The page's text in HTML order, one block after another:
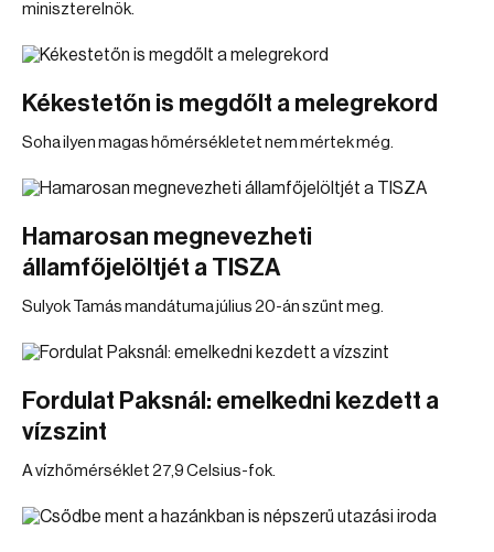
miniszterelnök.
Kékestetőn is megdőlt a melegrekord
Soha ilyen magas hőmérsékletet nem mértek még.
Hamarosan megnevezheti
államfőjelöltjét a TISZA
Sulyok Tamás mandátuma július 20-án szűnt meg.
Fordulat Paksnál: emelkedni kezdett a
vízszint
A vízhőmérséklet 27,9 Celsius-fok.